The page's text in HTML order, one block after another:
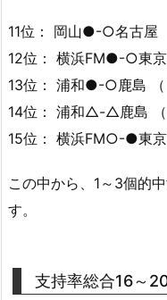
11位： 岡山●-○名古屋
12位： 横浜FM●-○東京
13位： 浦和●-○鹿島 （
14位： 浦和△-△鹿島 （
15位： 横浜FM○-●東京
この中から、1～3個的
す。
支持率総合16～